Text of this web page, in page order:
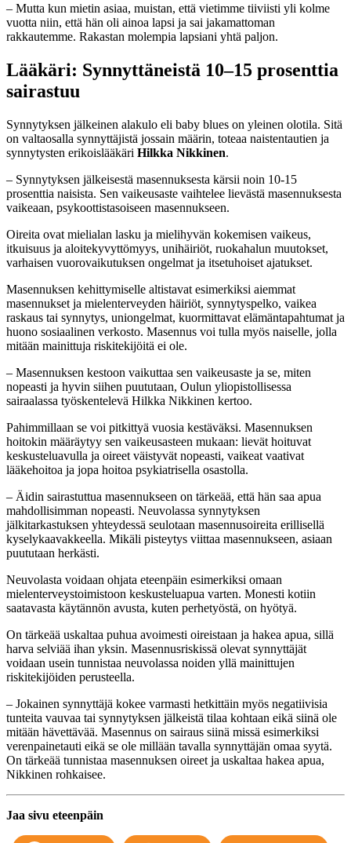
– Mutta kun mietin asiaa, muistan, että vietimme tiiviisti yli kolme
vuotta niin, että hän oli ainoa lapsi ja sai jakamattoman
rakkautemme. Rakastan molempia lapsiani yhtä paljon.
Lääkäri: Synnyttäneistä 10–15 prosenttia
sairastuu
Synnytyksen jälkeinen alakulo eli baby blues on yleinen olotila. Sitä
on valtaosalla synnyttäjistä jossain määrin, toteaa naistentautien ja
synnytysten erikoislääkäri Hilkka Nikkinen.
– Synnytyksen jälkeisestä masennuksesta kärsii noin 10-15
prosenttia naisista. Sen vaikeusaste vaihtelee lievästä masennuksesta
vaikeaan, psykoottistasoiseen masennukseen.
Oireita ovat mielialan lasku ja mielihyvän kokemisen vaikeus,
itkuisuus ja aloitekyvyttömyys, unihäiriöt, ruokahalun muutokset,
varhaisen vuorovaikutuksen ongelmat ja itsetuhoiset ajatukset.
Masennuksen kehittymiselle altistavat esimerkiksi aiemmat
masennukset ja mielenterveyden häiriöt, synnytyspelko, vaikea
raskaus tai synnytys, uniongelmat, kuormittavat elämäntapahtumat ja
huono sosiaalinen verkosto. Masennus voi tulla myös naiselle, jolla
mitään mainittuja riskitekijöitä ei ole.
– Masennuksen kestoon vaikuttaa sen vaikeusaste ja se, miten
nopeasti ja hyvin siihen puututaan, Oulun yliopistollisessa
sairaalassa työskentelevä Hilkka Nikkinen kertoo.
Pahimmillaan se voi pitkittyä vuosia kestäväksi. Masennuksen
hoitokin määräytyy sen vaikeusasteen mukaan: lievät hoituvat
keskusteluavulla ja oireet väistyvät nopeasti, vaikeat vaativat
lääkehoitoa ja jopa hoitoa psykiatrisella osastolla.
– Äidin sairastuttua masennukseen on tärkeää, että hän saa apua
mahdollisimman nopeasti. Neuvolassa synnytyksen
jälkitarkastuksen yhteydessä seulotaan masennusoireita erillisellä
kyselykaavakkeella. Mikäli pisteytys viittaa masennukseen, asiaan
puututaan herkästi.
Neuvolasta voidaan ohjata eteenpäin esimerkiksi omaan
mielenterveystoimistoon keskusteluapua varten. Monesti kotiin
saatavasta käytännön avusta, kuten perhetyöstä, on hyötyä.
On tärkeää uskaltaa puhua avoimesti oireistaan ja hakea apua, sillä
harva selviää ihan yksin. Masennusriskissä olevat synnyttäjät
voidaan usein tunnistaa neuvolassa noiden yllä mainittujen
riskitekijöiden perusteella.
– Jokainen synnyttäjä kokee varmasti hetkittäin myös negatiivisia
tunteita vauvaa tai synnytyksen jälkeistä tilaa kohtaan eikä siinä ole
mitään hävettävää. Masennus on sairaus siinä missä esimerkiksi
verenpainetauti eikä se ole millään tavalla synnyttäjän omaa syytä.
On tärkeää tunnistaa masennuksen oireet ja uskaltaa hakea apua,
Nikkinen rohkaisee.
Jaa sivu eteenpäin